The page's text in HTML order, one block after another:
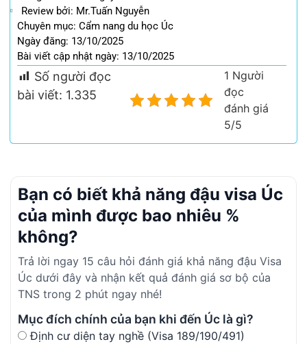
Review bởi: Mr.Tuấn Nguyễn
Chuyên mục: Cẩm nang du học Úc
Ngày đăng: 13/10/2025
Bài viết cập nhật ngày: 13/10/2025
Số người đọc
bài viết: 1.335
1 Người
đọc
đánh giá
5/5
Bạn có biết khả năng đậu visa Úc
của mình được bao nhiêu %
không?
Trả lời ngay 15 câu hỏi đánh giá khả năng đậu Visa
Úc dưới đây và nhận kết quả đánh giá sơ bộ của
TNS trong 2 phút ngay nhé!
Mục đích chính của bạn khi đến Úc là gì?
Định cư diện tay nghề (Visa 189/190/491)